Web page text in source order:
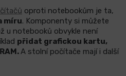
oproti notebookům je ta,
míru. Komponenty si můžete
u notebooků obvykle není
přidat grafickou kartu,
A stolní počítače mají i další